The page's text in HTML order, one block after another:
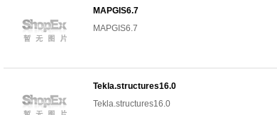
MAPGIS6.7
MAPGIS6.7
Tekla.structures16.0
Tekla.structures16.0